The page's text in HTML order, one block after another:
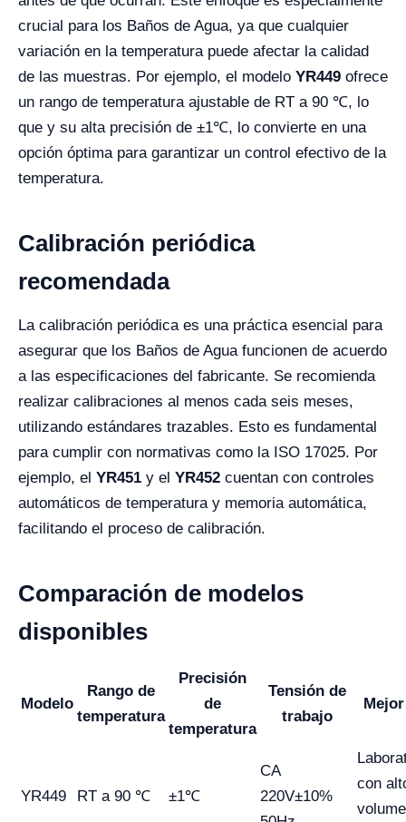
crucial para los Baños de Agua, ya que cualquier
variación en la temperatura puede afectar la calidad
de las muestras. Por ejemplo, el modelo YR449 ofrece
un rango de temperatura ajustable de RT a 90 ℃, lo
que y su alta precisión de ±1℃, lo convierte en una
opción óptima para garantizar un control efectivo de la
temperatura.
Calibración periódica
recomendada
La calibración periódica es una práctica esencial para
asegurar que los Baños de Agua funcionen de acuerdo
a las especificaciones del fabricante. Se recomienda
realizar calibraciones al menos cada seis meses,
utilizando estándares trazables. Esto es fundamental
para cumplir con normativas como la ISO 17025. Por
ejemplo, el YR451 y el YR452 cuentan con controles
automáticos de temperatura y memoria automática,
facilitando el proceso de calibración.
Comparación de modelos
disponibles
Modelo
Rango de
temperatura
Precisión
de
temperatura
Tensión de
trabajo
YR449 RT a 90 ℃ ±1℃
CA
220V±10%
con